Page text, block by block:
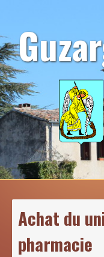
contenu
Achat du
pharmacie